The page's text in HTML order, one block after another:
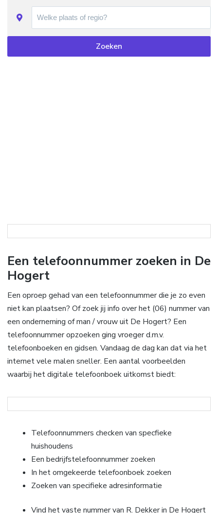
Een telefoonnummer zoeken in De
Hogert
Een oproep gehad van een telefoonnummer die je zo even
niet kan plaatsen? Of zoek jij info over het (06) nummer van
een onderneming of man / vrouw uit De Hogert? Een
telefoonnummer opzoeken ging vroeger d.m.v.
telefoonboeken en gidsen. Vandaag de dag kan dat via het
internet vele malen sneller. Een aantal voorbeelden
waarbij het digitale telefoonboek uitkomst biedt:
Telefoonnummers checken van specfieke
huishoudens
Een bedrijfstelefoonnummer zoeken
In het omgekeerde telefoonboek zoeken
Zoeken van specifieke adresinformatie
Vind het vaste nummer van R. Dekker in De Hogert